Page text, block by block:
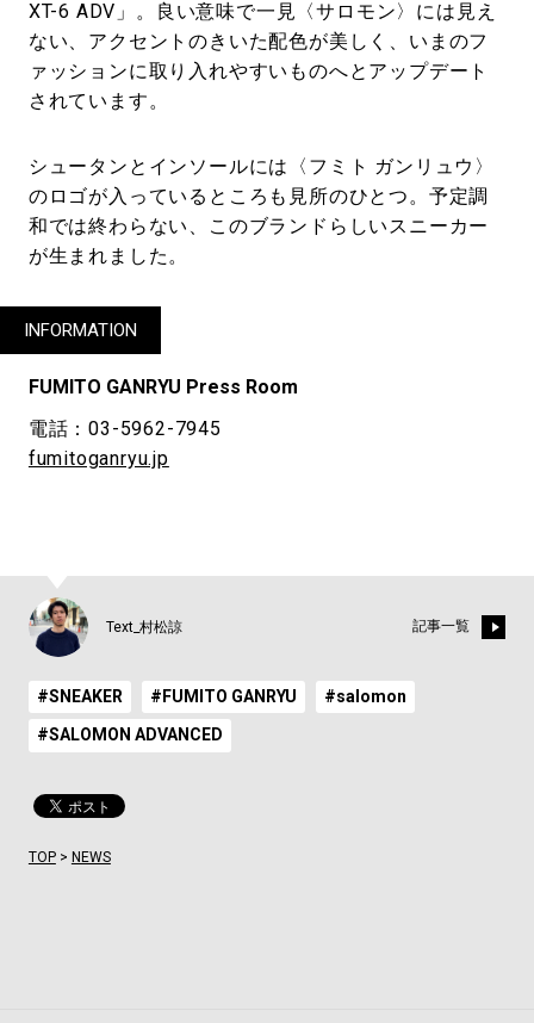
XT-6 ADV」。良い意味で一見〈サロモン〉には見え
ない、アクセントのきいた配色が美しく、いまのフ
ァッションに取り入れやすいものへとアップデート
されています。
シュータンとインソールには〈フミト ガンリュウ〉
のロゴが入っているところも見所のひとつ。予定調
和では終わらない、このブランドらしいスニーカー
が生まれました。
INFORMATION
FUMITO GANRYU Press Room
電話：03-5962-7945
fumitoganryu.jp
Text_村松諒 記事一覧
#SNEAKER #FUMITO GANRYU #salomon
#SALOMON ADVANCED
TOP> NEWS